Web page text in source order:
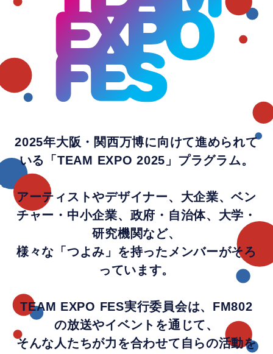
2025年大阪・関西万博に向けて進められて
いる「TEAM EXPO 2025」プラグラム。
アーティストやデザイナー、大企業、ベン
チャー・中小企業、政府・自治体、大学・
研究機関など、
様々な「つよみ」を持ったメンバーがそろ
っています。
TEAM EXPO FES実行委員会は、FM802
の放送やイベントを通じて、
そんな人たちが力を合わせて自らの活動を